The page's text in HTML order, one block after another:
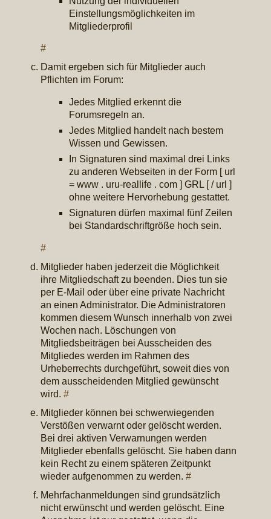
Einstellungsmöglichkeiten im
Mitgliederprofil
#
Damit ergeben sich für Mitglieder auch
Pflichten im Forum:
Jedes Mitglied erkennt die
Forumsregeln an.
Jedes Mitglied handelt nach bestem
Wissen und Gewissen.
In Signaturen sind maximal drei Links
zu anderen Webseiten in der Form [ url
= www . uru-reallife . com ] GRL [ / url ]
ohne weitere Hervorhebung gestattet.
Signaturen dürfen maximal fünf Zeilen
bei Standardschriftgröße hoch sein.
#
Mitglieder haben jederzeit die Möglichkeit
ihre Mitgliedschaft zu beenden. Dies tun sie
per E-Mail oder über eine private Nachricht
an einen Administrator. Die Administratoren
kommen diesem Wunsch innerhalb von zwei
Wochen nach. Löschungen von
Mitgliedsbeiträgen bei Ausscheiden des
Mitgliedes werden im Rahmen des
Urheberrechts durchgeführt, soweit dies von
dem ausscheidenden Mitglied gewünscht
wird.#
Mitglieder können bei schwerwiegenden
Verstößen verwarnt oder gelöscht werden.
Bei drei aktiven Verwarnungen werden
Mitglieder ebenfalls gelöscht. Sie haben dann
kein Recht zu einem späteren Zeitpunkt
wieder aufgenommen zu werden.#
Mehrfachanmeldungen sind grundsätzlich
nicht erwünscht und werden gelöscht. Eine